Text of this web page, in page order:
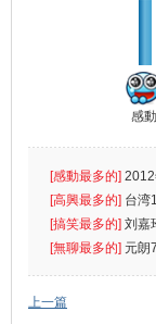
感動
[感動最多的]
出首位
[高興最多的] 台湾
[搞笑最多的] 刘嘉
遮
[無聊最多的] 元朗
催
上一篇